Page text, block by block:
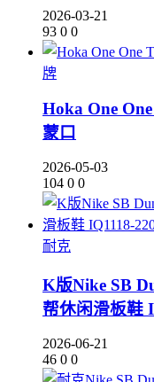
2026-03-21
93 0 0
牌
Hoka One
蒙口
2026-05-03
104 0 0
耐克
K版Nike SB
帮休闲滑板鞋
2026-06-21
46 0 0